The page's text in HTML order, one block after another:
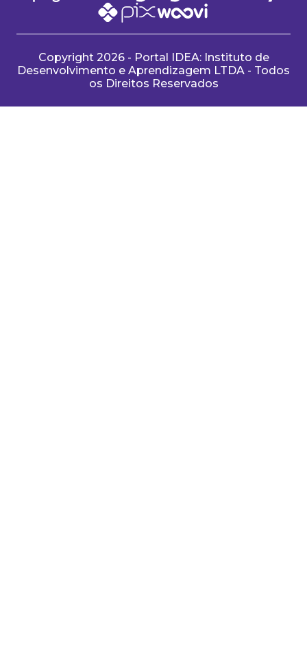
Copyright 2026 - Portal IDEA: Instituto de
Desenvolvimento e Aprendizagem LTDA - Todos
os Direitos Reservados